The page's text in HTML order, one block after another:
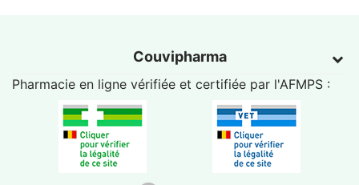
Couvipharma
Pharmacie en ligne vérifiée et certifiée par l'AFMPS :